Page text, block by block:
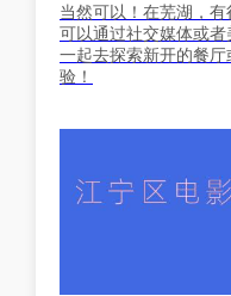
当然可以！在芜湖，
可以通过社交媒体或者
一起去探索新开的餐
验！